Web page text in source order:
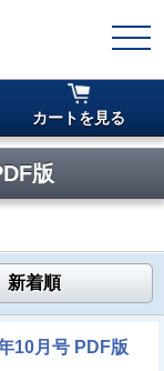
カートを見る
版
新着順
10月号 PDF版